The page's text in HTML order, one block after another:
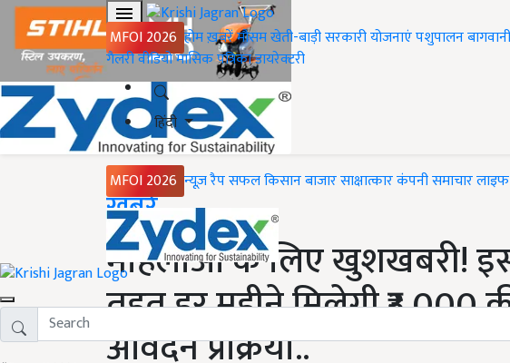
MFOI 2026 होमख़बरेंमौसमखेती-बाड़ीसरकारी योजनाएंपशुपालनबागवानी
गैलरीवीडियोमासिक पत्रिकाडायरेक्टरी
हिंदी
MFOI 2026 न्यूज़ रैपसफल किसानबाजारसाक्षात्कारकंपनी समाचार
Home
ख़बरें
महिलाओं के लिए खुशखबरी!
तहत हर महीने मिलेगी ₹3,000
आवेदन प्रक्रिया..